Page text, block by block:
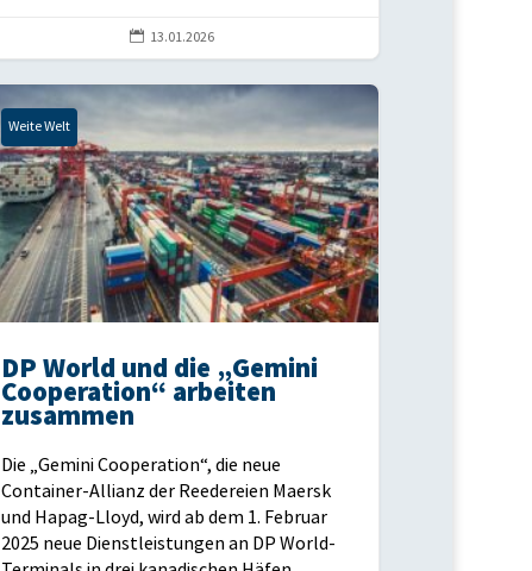
 13.01.2026
Weite Welt
DP World und die „Gemini
Cooperation“ arbeiten
zusammen
Die „Gemini Cooperation“, die neue
Container-Allianz der Reedereien Maersk
und Hapag-Lloyd, wird ab dem 1. Februar
2025 neue Dienstleistungen an DP World-